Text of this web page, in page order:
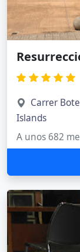
Carrer
Islands
A unos 682